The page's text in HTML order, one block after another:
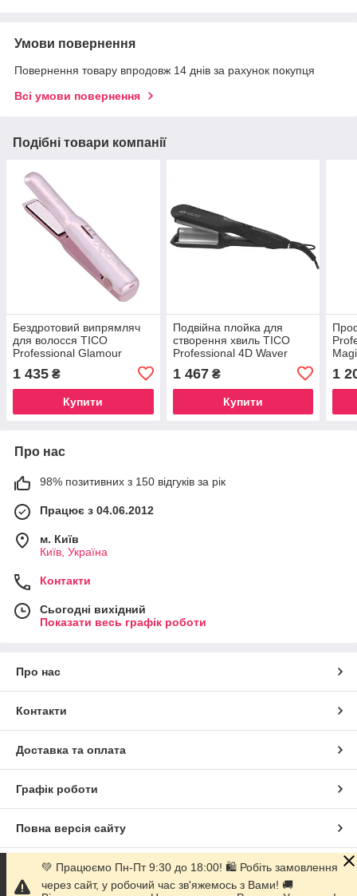
Умови повернення
Повернення товару впродовж 14 днів за рахунок покупця
Всі умови повернення
Подібні товари компанії
Бездротовий випрямляч
для волосся TICO
Professional Glamour
1 435 ₴
Купити
Подвійна плойка для
створення хвиль TICO
Professional 4D Waver
1 467₴
Купити
1
Про нас
98% позитивних з 150 відгуків за рік
Працює з 04.06.2012
м. Київ
Київ, Україна
Контакти
Сьогодні вихідний
Показати весь графік роботи
Про нас
Контакти
Доставка та оплата
Графік роботи
Повна версія сайту
Сайт створено на маркетплейсіProm.ua
💚 Працюємо Пн-Пт 9:30 до 18:00! 🛍 Робіть замовлення
через сайт, у робочий час зв'яжемось з Вами! 🚚